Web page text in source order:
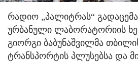
რადიო „პალიტრას“
ურბანული ლაბორატორიის
გიორგი ბაბუნაშვილმა
ტრანსპორტის პლუსებსა და